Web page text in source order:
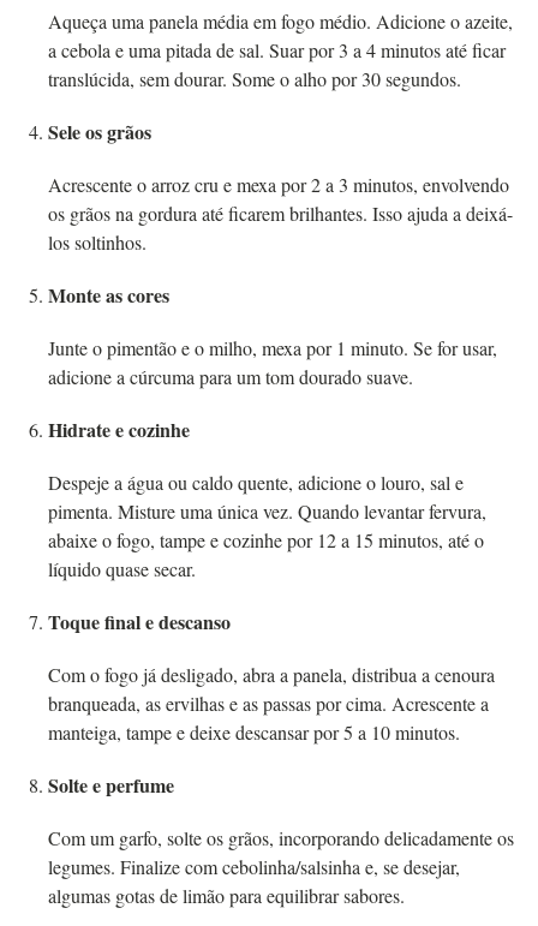
Aqueça uma panela média em fogo médio. Adicione o azeite,
a cebola e uma pitada de sal. Suar por 3 a 4 minutos até ficar
translúcida, sem dourar. Some o alho por 30 segundos.
Sele os grãos
Acrescente o arroz cru e mexa por 2 a 3 minutos, envolvendo
os grãos na gordura até ficarem brilhantes. Isso ajuda a deixá-
los soltinhos.
Monte as cores
Junte o pimentão e o milho, mexa por 1 minuto. Se for usar,
adicione a cúrcuma para um tom dourado suave.
Hidrate e cozinhe
Despeje a água ou caldo quente, adicione o louro, sal e
pimenta. Misture uma única vez. Quando levantar fervura,
abaixe o fogo, tampe e cozinhe por 12 a 15 minutos, até o
líquido quase secar.
Toque final e descanso
Com o fogo já desligado, abra a panela, distribua a cenoura
branqueada, as ervilhas e as passas por cima. Acrescente a
manteiga, tampe e deixe descansar por 5 a 10 minutos.
Solte e perfume
Com um garfo, solte os grãos, incorporando delicadamente os
legumes. Finalize com cebolinha/salsinha e, se desejar,
algumas gotas de limão para equilibrar sabores.